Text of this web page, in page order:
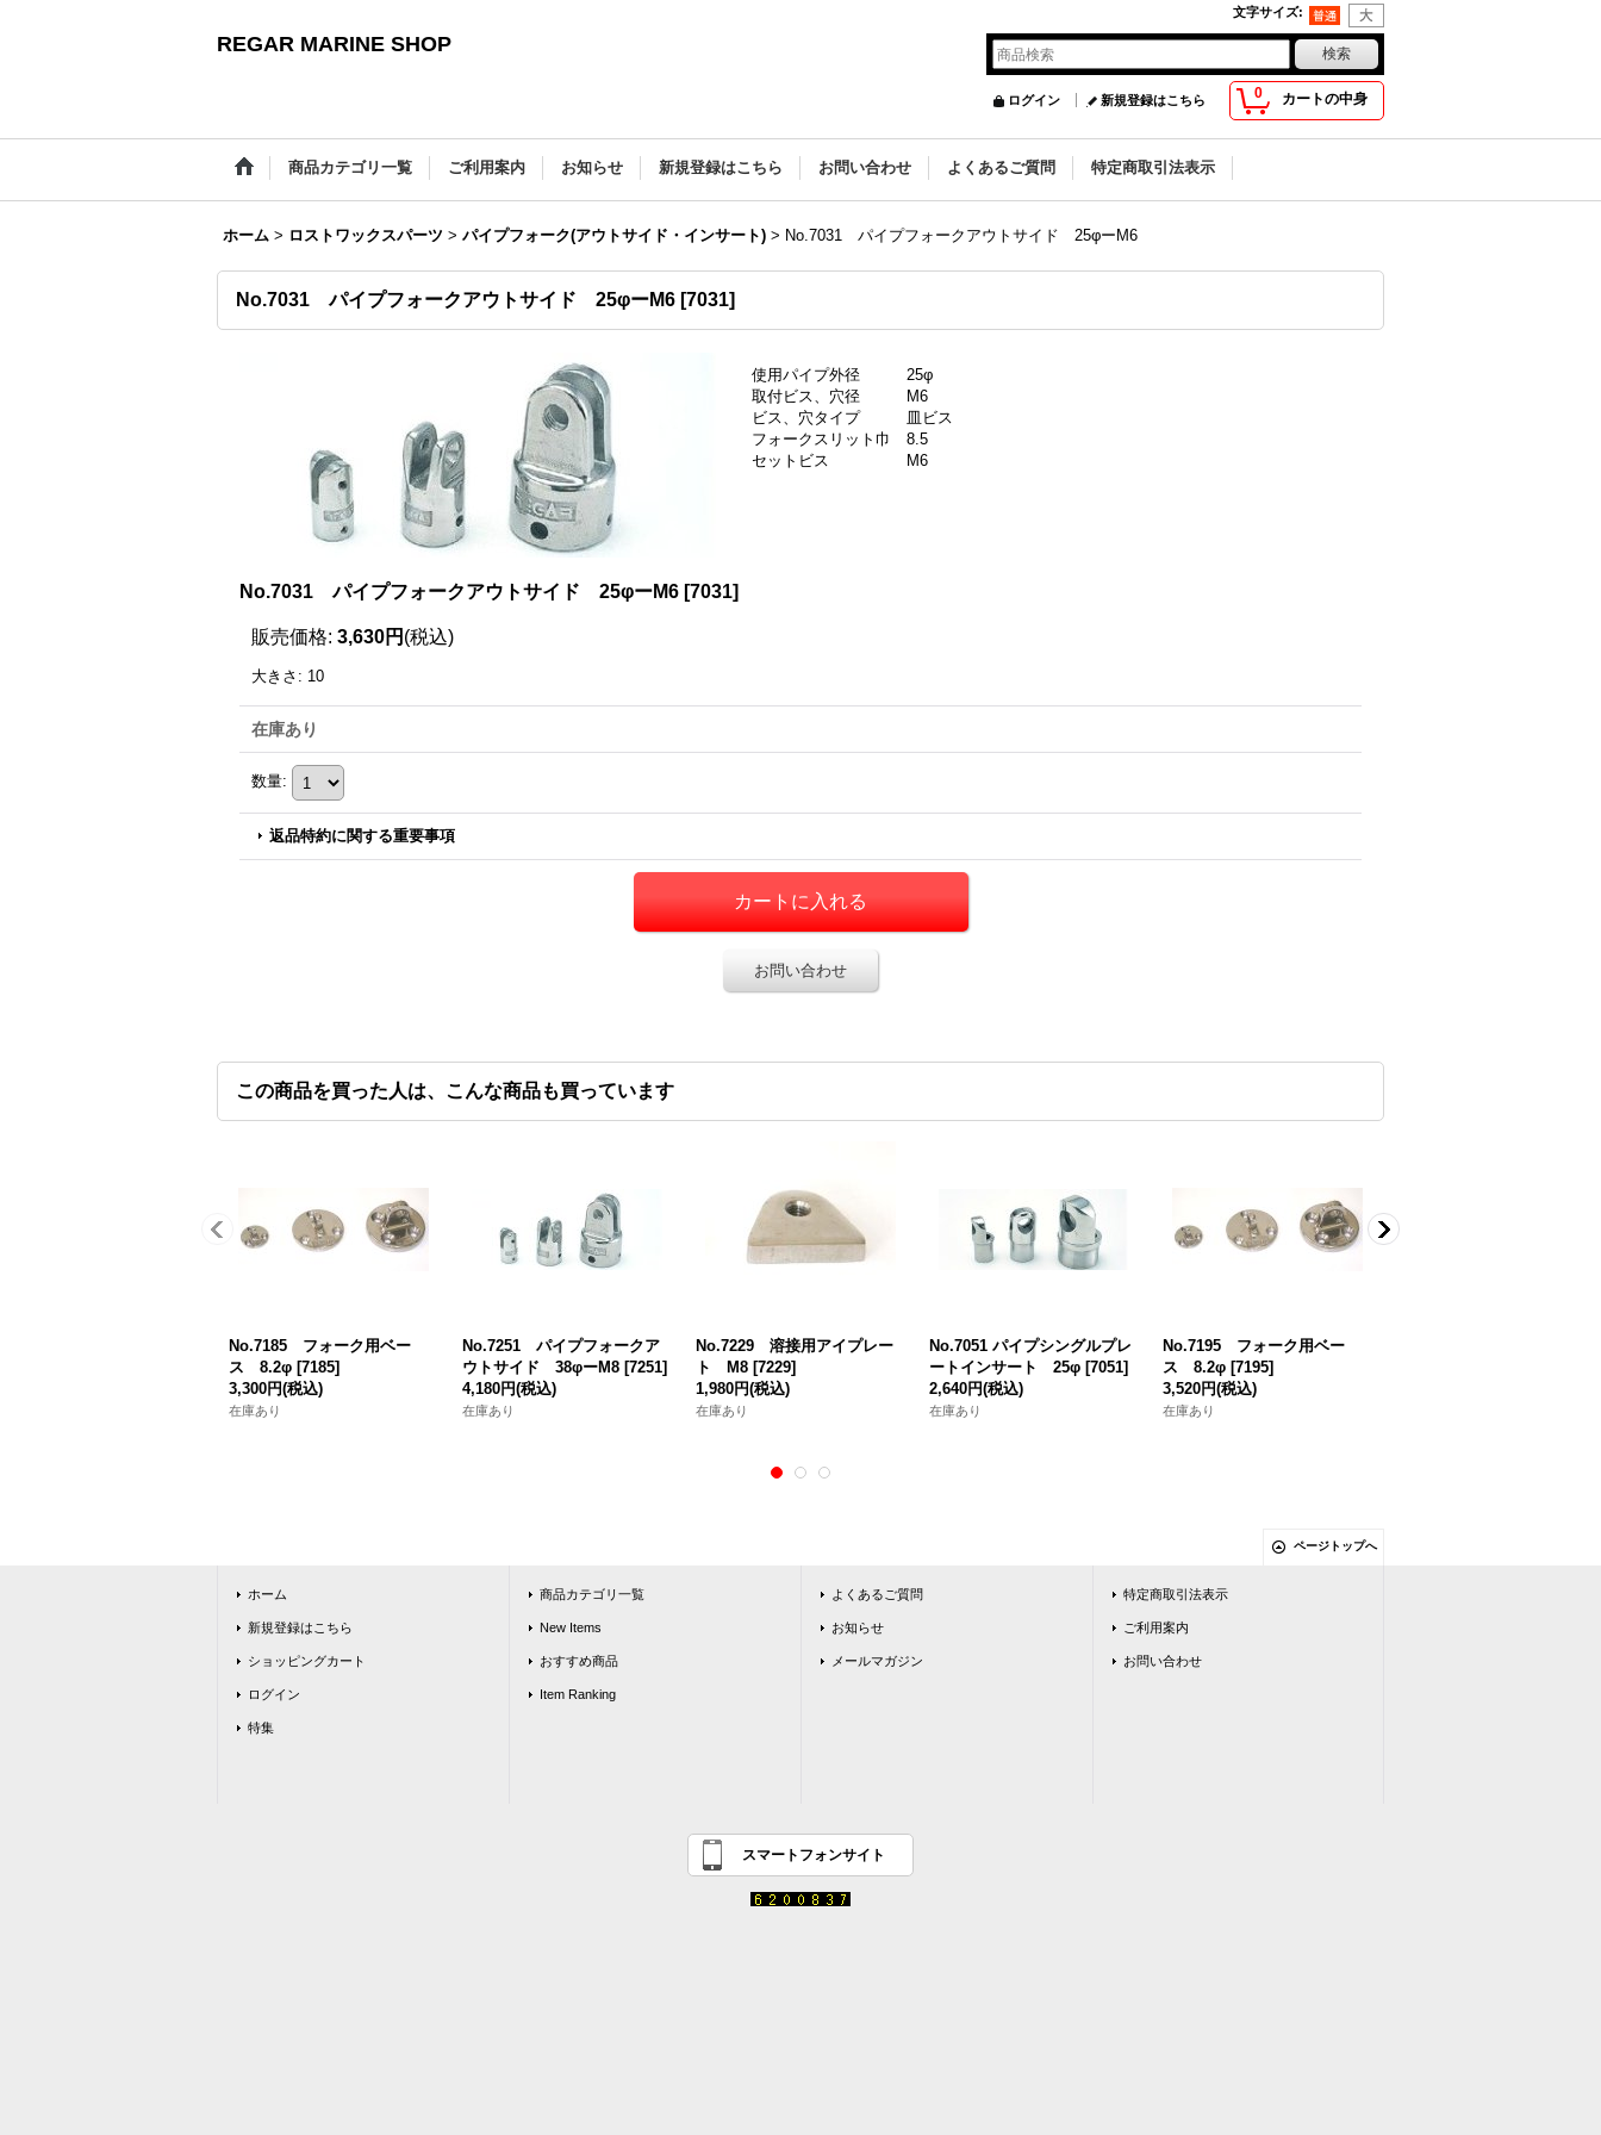
文字サイズ:
REGAR MARINE SHOP
0 カートの中身
ログイン 新規登録はこちら
商品カテゴリ一覧 ご利用案内 お知らせ 新規登録はこちら お問い合わせ よくあるご質問 特定商取引法表示
ホーム > ロストワックスパーツ > パイプフォーク(アウトサイド・インサート) > No.7031 パイプフォークアウトサイド 25φーM6
No.7031 パイプフォークアウトサイド 25φーM6 [7031]
使用パイプ外径 25φ
取付ビス、穴径 M6
ビス、穴タイプ 皿ビス
フォークスリット巾 8.5
セットビス M6
No.7031 パイプフォークアウトサイド 25φーM6 [7031]
販売価格: 3,630円 (税込)
大きさ : 10
在庫あり
数量:
返品特約に関する重要事項
お問い合わせ
この商品を買った人は、こんな商品も買っています
No.7185 フォーク用ベー
ス 8.2φ [7185]
3,300円(税込)
在庫あり
No.7251 パイプフォークア
ウトサイド 38φーM8 [7251]
4,180円(税込)
在庫あり
No.7229 溶接用アイプレー
ト M8 [7229]
1,980円(税込)
在庫あり
No.7051 パイプシングルプレ
ートインサート 25φ [7051]
2,640円(税込)
在庫あり
No.7195 フォーク用ベー
ス 8.2φ [7195]
3,520円(税込)
在庫あり
ページトップへ
ホーム
新規登録はこちら
ショッピングカート
ログイン
特集
商品カテゴリ一覧
New Items
おすすめ商品
Item Ranking
よくあるご質問
お知らせ
メールマガジン
特定商取引法表示
ご利用案内
お問い合わせ
スマートフォンサイト